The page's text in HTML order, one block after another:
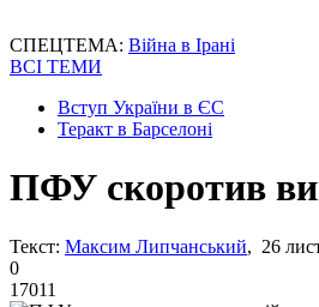
СПЕЦТЕМА: Війна в Ірані
ВСІ ТЕМИ
Вступ України в ЄС
Теракт в Барселоні
ПФУ скоротив
Текст: Максим Липчанський, 26
0
17011